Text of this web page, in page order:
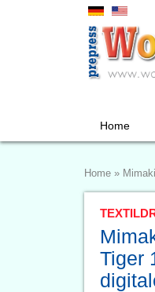
Home
Home »
Tiger